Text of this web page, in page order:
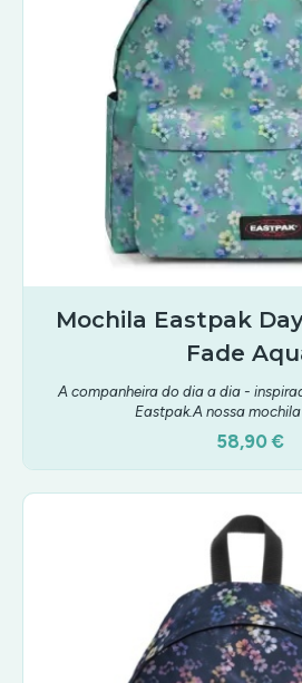
Mochila Eastpak
Fade
A companheira do dia a dia -
Eastpak.A nossa mochila
58,90 €